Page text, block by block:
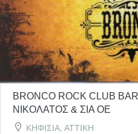
BRONCO ROCK CLUB
ΝΙΚΟΛΑΤΟΣ & ΣΙΑ ΟΕ
ΚΗΦΙΣΙΑ, ΑΤΤΙΚΗ